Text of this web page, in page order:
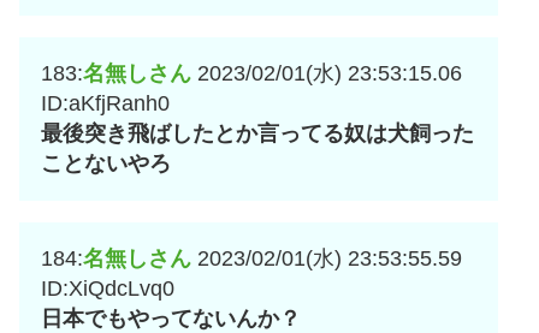
183:名無しさん 2023/02/01(水) 23:53:15.06
ID:aKfjRanh0
最後突き飛ばしたとか言ってる奴は犬飼った
ことないやろ
184:名無しさん 2023/02/01(水) 23:53:55.59
ID:XiQdcLvq0
日本でもやってないんか？